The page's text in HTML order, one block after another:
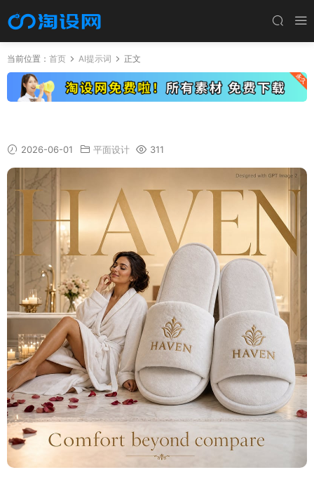
当前位置： 首页 AI提示词 正文
2026-06-01 平面设计 311